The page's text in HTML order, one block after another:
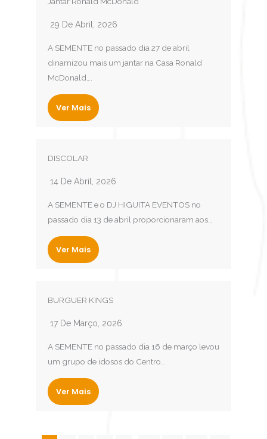
29 De Abril, 2026
A SEMENTE no passado dia 27 de abril
dinamizou mais um jantar na Casa Ronald
McDonald….
Ver Mais
DISCOLAR
14 De Abril, 2026
A SEMENTE e o DJ HIGUITA EVENTOS no
passado dia 13 de abril proporcionaram aos…
Ver Mais
BURGUER KINGS
17 De Março, 2026
A SEMENTE no passado dia 16 de março levou
um grupo de idosos do Centro…
Ver Mais